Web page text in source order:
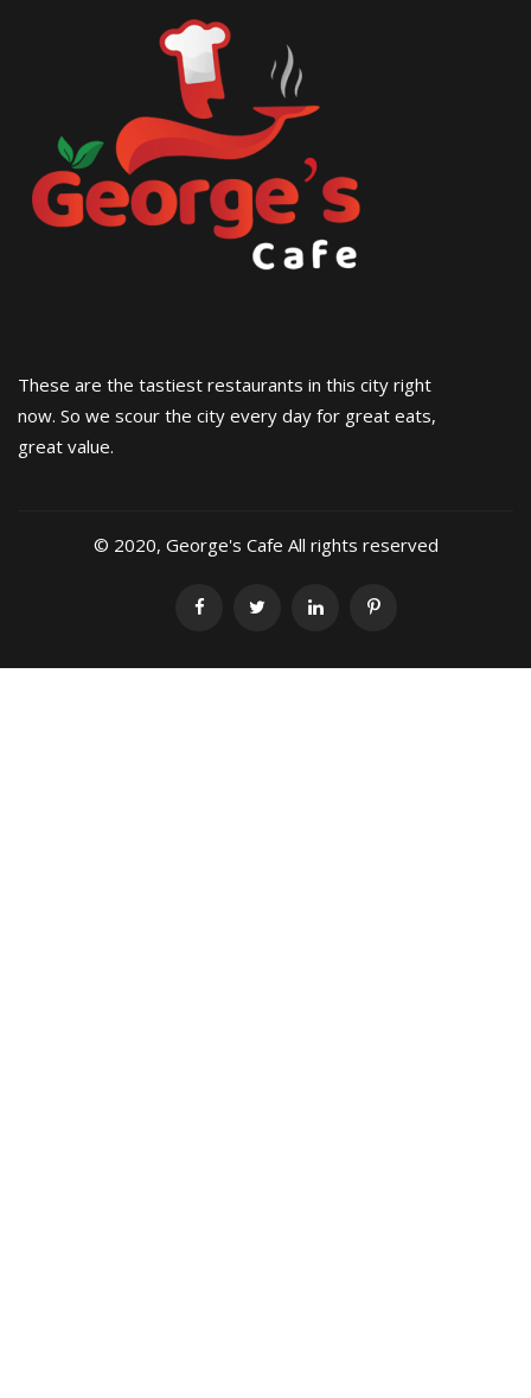
These are the tastiest restaurants in this city right
now. So we scour the city every day for great eats,
great value.
© 2020, George's Cafe All rights reserved